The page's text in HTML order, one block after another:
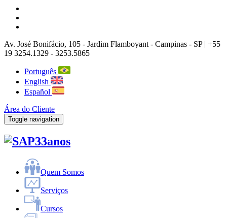
Av. José Bonifácio, 105 - Jardim Flamboyant - Campinas - SP | +55
19 3254.1329 - 3253.5865
Português
English
Español
Área do Cliente
Toggle navigation
33anos
Quem Somos
Serviços
Cursos